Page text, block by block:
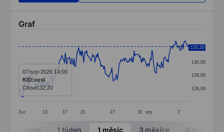
Graf
Line chart with 231 data points.
The chart has 1 X axis displaying categories.
The chart has 1 Y axis displaying values. Data
čvc 13 17 21 27 31 srp 7
126,00
128,00
130,00
132,00
132,20
07-srp-2026 14:00
KID:xosl
Close132,20
End of interactive chart.
Intradenní 1 týden 1 měsíc 3 měsíce 6 měsíců